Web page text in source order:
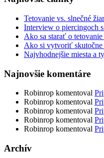
Tetovanie vs. slnečné
Interview o piercingoch
Ako sa starať o
Ako si vytvoriť skutočne
Najvhodnejšie miesta a
Najnovšie komentáre
Robinrop komentoval
Robinrop komentoval
Robinrop komentoval
Robinrop komentoval
Robinrop komentoval
Archív